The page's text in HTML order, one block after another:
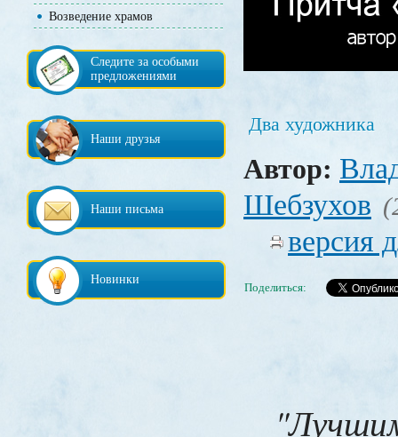
Возведение храмов
Следите за особыми
предложениями
Наши друзья
Наши письма
Новинки
Два художника
Автор:
Шебзухов
версия
Поделиться: